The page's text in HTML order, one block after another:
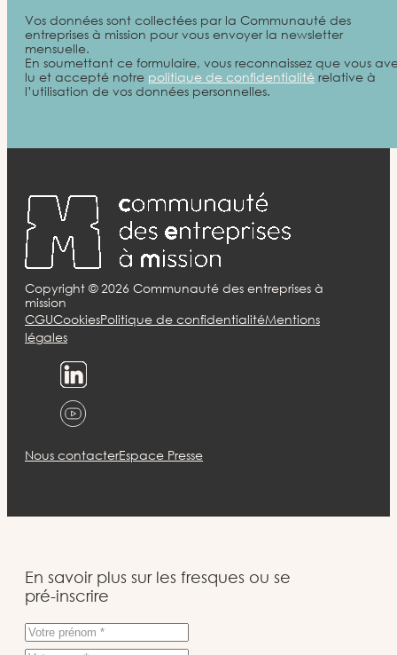
Vos données sont collectées par la Communauté des
entreprises à mission pour vous envoyer la newsletter
mensuelle.
En soumettant ce formulaire, vous reconnaissez que vous
lu et accepté notre politique de confidentialité relative à
l’utilisation de vos données personnelles.
Copyright ©2026 Communauté des entreprises à
mission
CGUCookiesPolitique de confidentialitéMentions
légales
Nous contacterEspace Presse
En savoir plus sur les fresques ou se
pré-inscrire